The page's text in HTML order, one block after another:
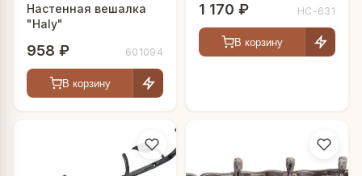
Настенная вешалка
"Haly"
958 ₽ 601094
В корзину
1 170 ₽ HC-631
В корзину